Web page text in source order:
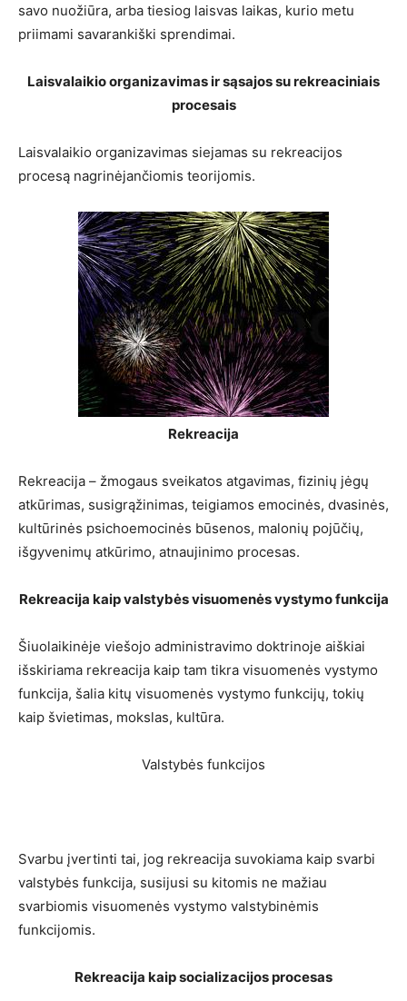
savo nuožiūra, arba tiesiog laisvas laikas, kurio metu
priimami savarankiški sprendimai.
Laisvalaikio organizavimas ir sąsajos su rekreaciniais
procesais
Laisvalaikio organizavimas siejamas su rekreacijos
procesą nagrinėjančiomis teorijomis.
Rekreacija
Rekreacija – žmogaus sveikatos atgavimas, fizinių jėgų
atkūrimas, susigrąžinimas, teigiamos emocinės, dvasinės,
kultūrinės psichoemocinės būsenos, malonių pojūčių,
išgyvenimų atkūrimo, atnaujinimo procesas.
Rekreacija kaip valstybės visuomenės vystymo funkcija
Šiuolaikinėje viešojo administravimo doktrinoje aiškiai
išskiriama rekreacija kaip tam tikra visuomenės vystymo
funkcija, šalia kitų visuomenės vystymo funkcijų, tokių
kaip švietimas, mokslas, kultūra.
Valstybės funkcijos
Svarbu įvertinti tai, jog rekreacija suvokiama kaip svarbi
valstybės funkcija, susijusi su kitomis ne mažiau
svarbiomis visuomenės vystymo valstybinėmis
funkcijomis.
Rekreacija kaip socializacijos procesas